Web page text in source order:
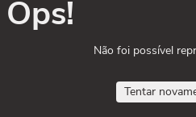
Ops!
Não foi possível
Tentar